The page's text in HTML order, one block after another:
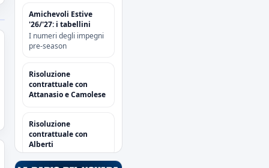
Amichevoli Estive
'26/'27: i tabellini
I numeri degli impegni
pre-season
Risoluzione
contrattuale con
Attanasio e Camolese
Risoluzione
contrattuale con
Alberti